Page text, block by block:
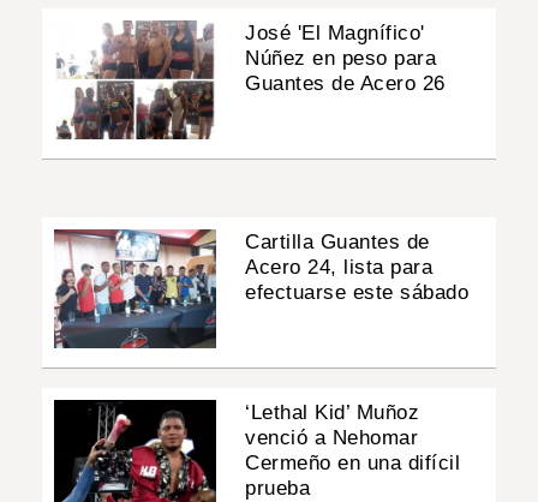
José 'El Magnífico'
Núñez en peso para
Guantes de Acero 26
Cartilla Guantes de
Acero 24, lista para
efectuarse este sábado
‘Lethal Kid’ Muñoz
venció a Nehomar
Cermeño en una difícil
prueba